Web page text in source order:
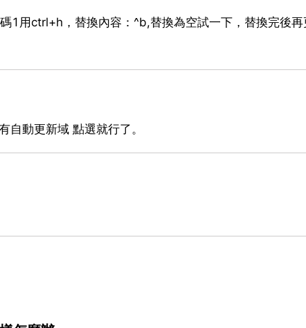
1用ctrl+h，替換內容：^b,替換為空試一下，替換完後再
自動更新域 點選就行了。